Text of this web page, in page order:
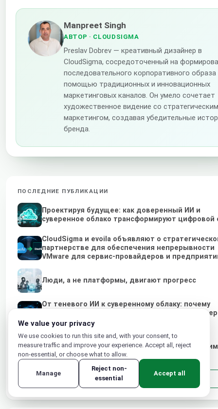
Manpreet Singh
АВТОР · CLOUDSIGMA
Preslav Dobrev — креативный дизайнер в
CloudSigma, сосредоточенный на
последовательного корпоративного образа
помощью традиционных и инновационных
маркетинговых каналов. Он умело сочетает
художественное видение со стратегическим
маркетингом, создавая убедительные
бренда.
ПОСЛЕДНИЕ ПУБЛИКАЦИИ
Проектируя будущее: как доверенный ИИ и
суверенное облако трансформируют цифровой
CloudSigma и evoila объявляют о
партнерстве для обеспечения непрерывности
VMware для сервис-провайдеров и
Люди, а не платформы, двигают прогресс
От теневого ИИ к суверенному облаку: почему
локальные сервис-провайдеры и телеком-
— это будущее доверенного ИИ
Расширение возможностей ИТ-провайдеров
благодаря экологичным суверенным
гиперскейлеров облачным решениям
Все публикации
We value your privacy
We use cookies to run this site and, with your consent, to
measure traffic and improve your experience. Accept all, reject
non-essential, or choose what to allow.
Manage
Reject non-
essential
Accept all